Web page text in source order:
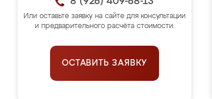
Или оставьте заявку на сайте для консультации
и предварительного расчёта стоимости.
ОСТАВИТЬ ЗАЯВКУ